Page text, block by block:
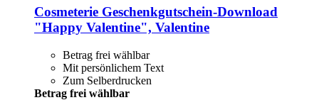
Cosmeterie Geschenkgutschein-​Download
"Happy Valentine", Valentine
Betrag frei wählbar
Mit persönlichem Text
Zum Selberdrucken
Betrag frei wählbar